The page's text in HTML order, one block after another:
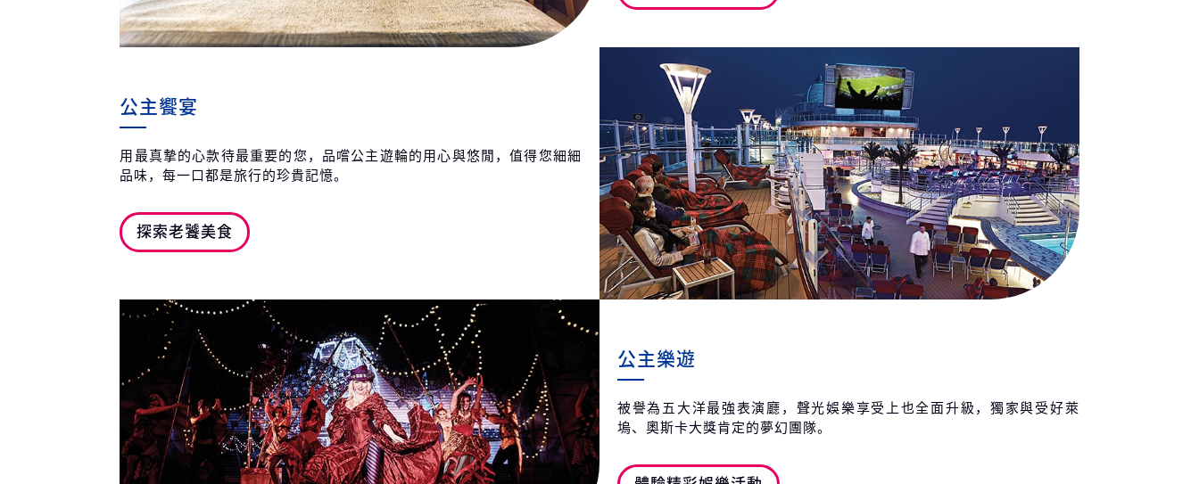
公主饗宴
用最真摯的心款待最重要的您，品嚐公主遊輪的用心與悠閒，值得您細細
品味，每一口都是旅行的珍貴記憶。
探索老饕美食
公主樂遊
被譽為五大洋最強表演廳，聲光娛樂享受上也全面升級，獨家與受好萊
塢、奧斯卡大獎肯定的夢幻團隊。